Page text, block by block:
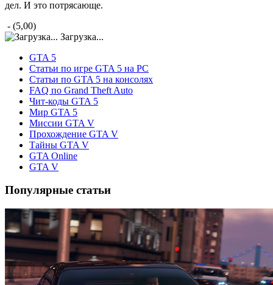
дел. И это потрясающе.
- (5,00)
Загрузка...
GTA 5
Статьи по игре GTA 5 на PC
Статьи по GTA 5 на консолях
FAQ по Grand Theft Auto
Чит-коды GTA 5
Мир GTA 5
Миссии GTA V
Прохождение GTA V
Тайны GTA V
GTA Online
GTA V
Популярные статьи